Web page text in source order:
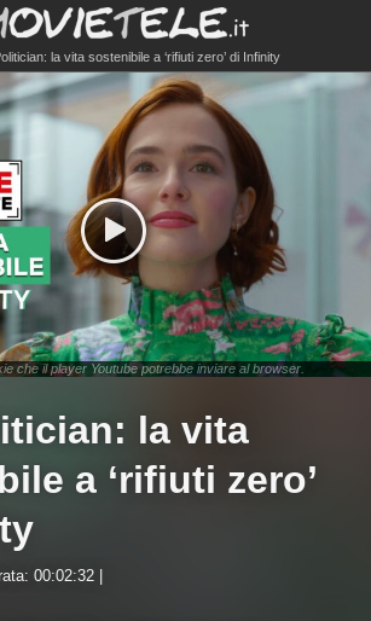
la vita sostenibile a ‘rifiuti zero’ di Infinity
che il player Youtube potrebbe inviare al browser.
la vita
a ‘rifiuti zero’
00:02:32 |